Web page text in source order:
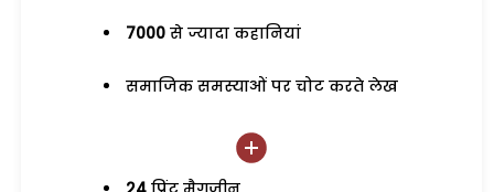
7000 से ज्यादा कहानियां
समाजिक समस्याओं पर चोट करते लेख